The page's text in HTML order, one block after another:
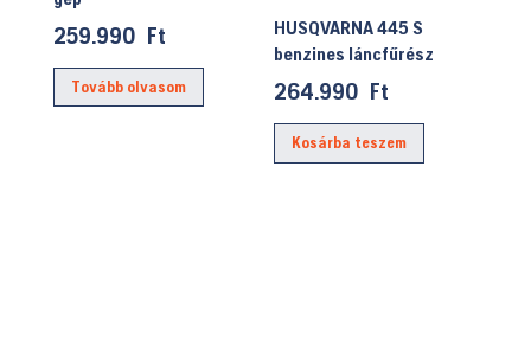
259.990 Ft
Tovább olvasom
HUSQVARNA 445 S
benzines láncfűrész
264.990 Ft
Kosárba teszem